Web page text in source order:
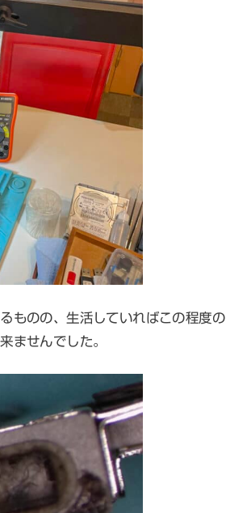
ものの、生活していればこの程度の
ませんでした。